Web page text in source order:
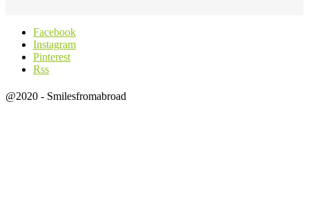
Facebook
Instagram
Pinterest
Rss
@2020 - Smilesfromabroad